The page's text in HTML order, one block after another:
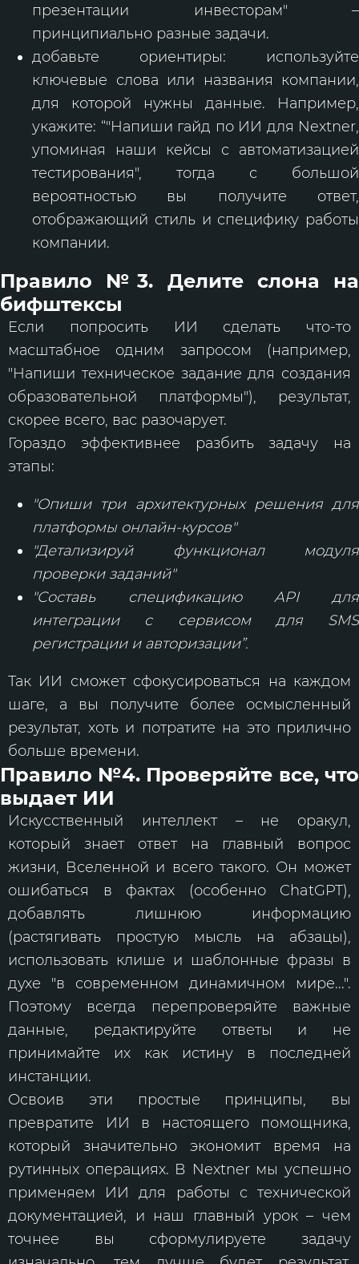
презентации инвесторам" –
принципиально разные задачи.
добавьте ориентиры: используйте
ключевые слова или названия компании,
для которой нужны данные. Например,
укажите: “"Напиши гайд по ИИ для Nextner,
упоминая наши кейсы с автоматизацией
тестирования", тогда с большой
вероятностью вы получите ответ,
отображающий стиль и специфику работы
компании.
Правило №3. Делите слона на
бифштексы
Если попросить ИИ сделать что-то
масштабное одним запросом (например,
"Напиши техническое задание для создания
образовательной платформы"), результат,
скорее всего, вас разочарует.
Гораздо эффективнее разбить задачу на
этапы:
"Опиши три архитектурных решения для
платформы онлайн-курсов"
"Детализируй функционал модуля
проверки заданий"
"Составь спецификацию API для
интеграции с сервисом для SMS
регистрации и авторизации”.
Так ИИ сможет сфокусироваться на каждом
шаге, а вы получите более осмысленный
результат, хоть и потратите на это прилично
больше времени.
Правило №4. Проверяйте все, что
выдает ИИ
Искусственный интеллект – не оракул,
который знает ответ на главный вопрос
жизни, Вселенной и всего такого. Он может
ошибаться в фактах (особенно ChatGPT),
добавлять лишнюю информацию
(растягивать простую мысль на абзацы),
использовать клише и шаблонные фразы в
духе "в современном динамичном мире...".
Поэтому всегда перепроверяйте важные
данные, редактируйте ответы и не
принимайте их как истину в последней
инстанции.
Освоив эти простые принципы, вы
превратите ИИ в настоящего помощника,
который значительно экономит время на
рутинных операциях. В Nextner мы успешно
применяем ИИ для работы с технической
документацией, и наш главный урок – чем
точнее вы сформулируете задачу